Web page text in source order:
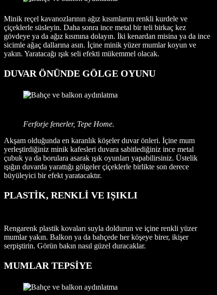
Minik reçel kavanozlarının ağız kısımlarını renkli kurdele ve
çiçeklerle süsleyin. Daha sonra ince metal bir teli birkaç kez
gövdeye ya da ağız kısmına dolayın. İki kenardan misina ya da ince
sicimle ağaç dallarına asın. İçine minik yüzer mumlar koyun ve
yakın. Yaratacağı ışık seli efekti mükemmel olacak.
DUVAR ÖNÜNDE GÖLGE OYUNU
Ferforje fenerler, Tepe Home.
Akşam olduğunda en karanlık köşeler duvar önleri. İçine mum
yerleştirdiğiniz minik kafesleri duvara sabitlediğiniz ince metal
çubuk ya da borulara asarak ışık oyunları yapabilirsiniz. Üstelik
ışığın duvarda yarattığı gölgeler çiçeklerle birlikte son derece
büyüleyici bir efekt yaratacaktır.
PLASTİK, RENKLİ VE IŞIKLI
Rengarenk plastik kovaları suyla doldurun ve içine renkli yüzer
mumlar yakın. Balkon ya da bahçede her köşeye birer, ikişer
serpiştirin. Görün bakın nasıl güzel duracaklar.
MUMLAR TEPSİYE